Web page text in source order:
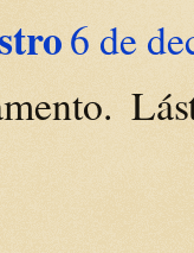
6 de